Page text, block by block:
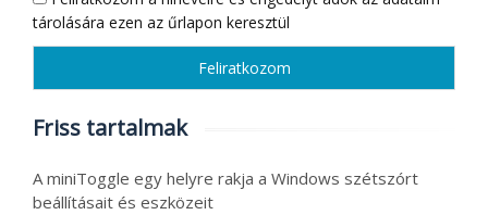
tárolására ezen az űrlapon keresztül
Friss tartalmak
A miniToggle egy helyre rakja a Windows szétszórt
beállításait és eszközeit